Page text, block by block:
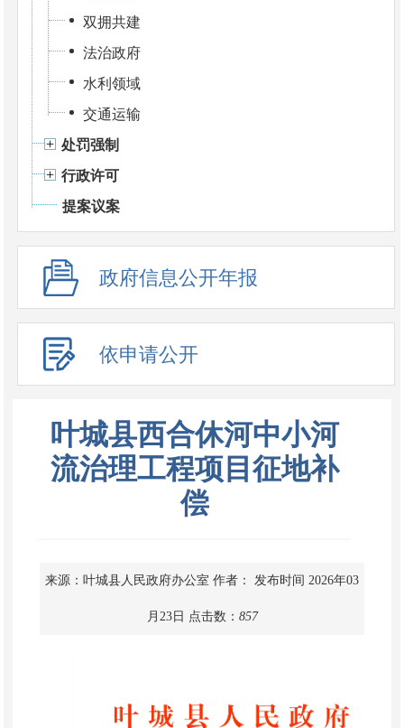
双拥共建
法治政府
水利领域
交通运输
处罚强制
行政许可
提案议案
政府信息公开年报
依申请公开
叶城县西合休河中小河
流治理工程项目征地补
偿
来源：叶城县人民政府办公室 作者： 发布时间 2026年03
月23日 点击数： 857